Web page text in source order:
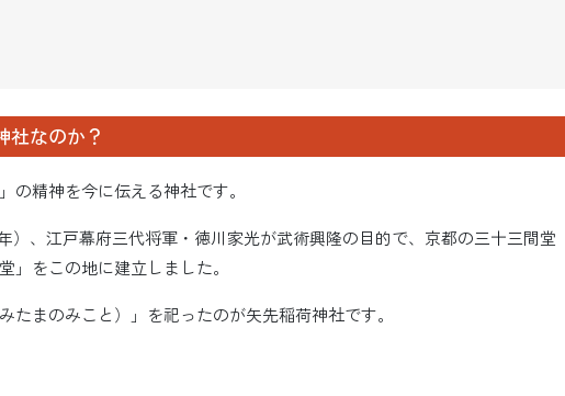
社なのか？
の精神を今に伝える神社です。
）、江戸幕府三代将軍・徳川家光が武術興隆の目的で、京都の三十三間堂
」をこの地に建立しました。
たまのみこと）」を祀ったのが矢先稲荷神社です。